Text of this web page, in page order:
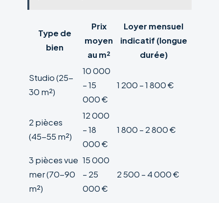
Type de
bien
Prix
moyen
au m²
Loyer mensuel
indicatif (longue
durée)
Studio (25-
30 m²)
10 000
– 15
000 €
1 200 – 1 800 €
2 pièces
(45-55 m²)
12 000
– 18
000 €
1 800 – 2 800 €
3 pièces vue
mer (70-90
m²)
15 000
– 25
000 €
2 500 – 4 000 €